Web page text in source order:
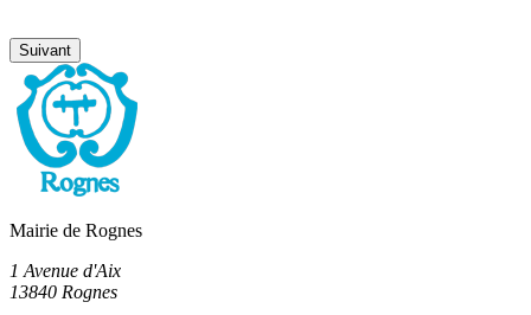
Suivant
Mairie de Rognes
1 Avenue d'Aix
13840 Rognes